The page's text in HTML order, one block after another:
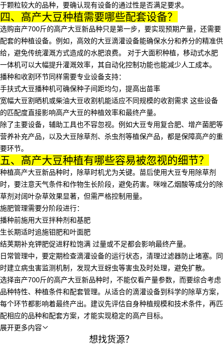
于颗粒较大的品种，要确认现有设备的通过性是否满足要求。
四、高产大豆种植需要哪些配套设备？
选购亩产700斤的高产大豆新品种只是第一步，要实现预期产量，还需要
配套的种植设备。例如，高效的大豆滴灌设备能确保水分和养分的精准供
给，避免传统灌溉方式造成的水肥浪费。 对于大面积种植， 移动式水肥
一体机可以大幅提升灌溉效率，其自动化控制功能也能减少人工成本。
播种和收割环节同样需要专业设备支持：
手扶式大豆播种机可确保种子间距均匀，提高出苗率
宽幅大豆割晒机或柴油大豆收割机能适应不同规模的收割需求 这些设备
的匹配度直接影响高产大豆的种植效率和最终产量。
除了主要设备，辅助工具也不容忽视。例如大豆专用复合肥、增产菌肥等
营养补充产品，以及大豆除草剂、杀虫剂等植保产品，都是保障高产的重
要环节。
五、高产大豆种植有哪些容易被忽视的细节？
种植高产大豆新品种时，除草时机尤为关键。苗后使用大豆专用除草剂
时，要注意天气条件和作物生长阶段，避免药害。咪唑乙烟酸等成分的除
草剂对阔叶杂草效果显著，但需严格控制用量。
施肥管理需要分阶段进行：
播种前施用大豆拌种剂和基肥
生长期适时追施钼肥和叶面肥
结荚期补充钾肥促进籽粒饱满 过量或不足都会影响最终产量。
日常管理中，要定期检查滴灌设备的运行状态，清理过滤器防止堵塞。同
时建立病虫害监测机制，发现大豆蚜虫等害虫及时处理，避免扩散。
选择亩产700斤的高产大豆新品种时，不能仅看产量参数，而要综合考虑
品种特性、种植条件和配套管理。从适合的滴灌设备到科学的除草方案，
每个环节都影响着最终产出。建议先评估自身种植规模和技术条件，再匹
配相应的品种和配套方案，才能实现稳定的高产目标。
展开更多内容
想找货源？